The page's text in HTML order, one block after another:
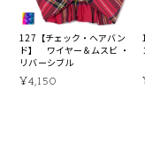
127【チェック・ヘアバン
ド】 ワイヤー＆ムスビ ・
リバーシブル
¥4,150